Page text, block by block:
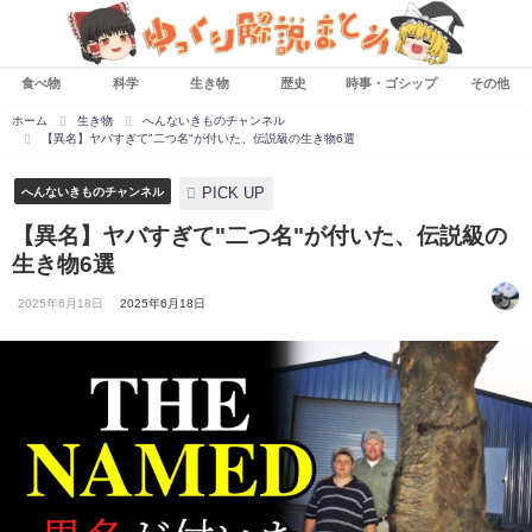
食べ物 科学 生き物 歴史 時事・ゴシップ その他
ホーム 生き物
へんないきものチャンネル
【異名】ヤバすぎて"二つ名"が付いた、伝説級の生き物6選
へんないきものチャンネル PICK UP
【異名】ヤバすぎて"二つ名"が付いた、伝説級の
生き物6選
2025年6月18日 2025年6月18日